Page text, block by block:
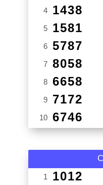
4 1438
5 1581
6 5787
7 8058
8 6658
9 7172
10 6746
1 1012